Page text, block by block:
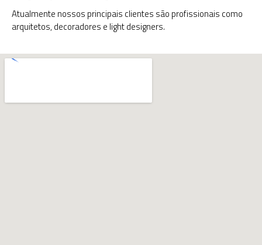
Atualmente nossos principais clientes são profissionais como
arquitetos, decoradores e light designers.